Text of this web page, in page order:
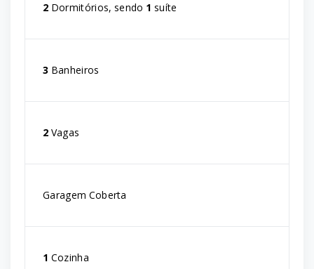
2 Dormitórios, sendo 1 suíte
3 Banheiros
2 Vagas
Garagem Coberta
1 Cozinha